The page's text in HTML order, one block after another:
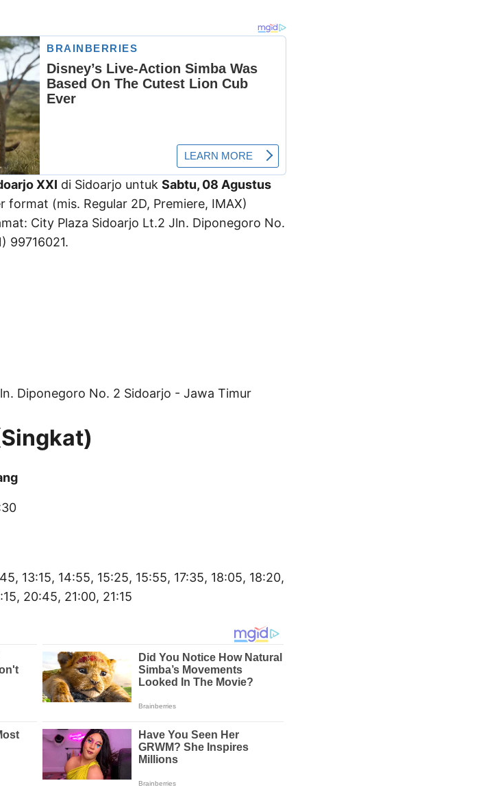
XXI di Sidoarjo untuk Sabtu, 08 Agustus
format (mis. Regular 2D, Premiere, IMAX)
City Plaza Sidoarjo Lt.2 Jln. Diponegoro No.
99716021.
Diponegoro No. 2 Sidoarjo - Jawa Timur
13:15, 14:55, 15:25, 15:55, 17:35, 18:05, 18:20,
20:45, 21:00, 21:15